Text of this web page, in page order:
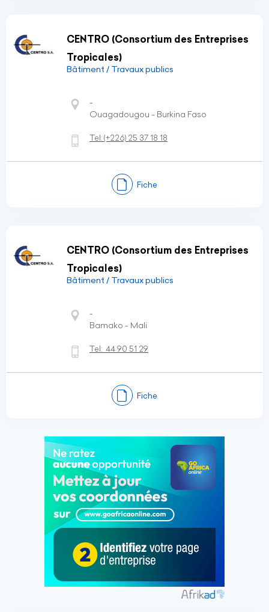
CENTRO (Consortium des Entreprises
Tropicales)
Bâtiment / Travaux publics
-
Ouagadougou - Burkina Faso
Tel:(+226) 25 37 18 18
Fiche
CENTRO (Consortium des Entreprises
Tropicales)
Bâtiment / Travaux publics
-
Bamako - Mali
Tel: 44 90 51 29
Fiche